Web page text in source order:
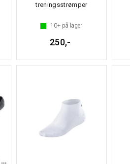
treningsstrømper
10+ på lager
250,-
Super Short Socks 3P